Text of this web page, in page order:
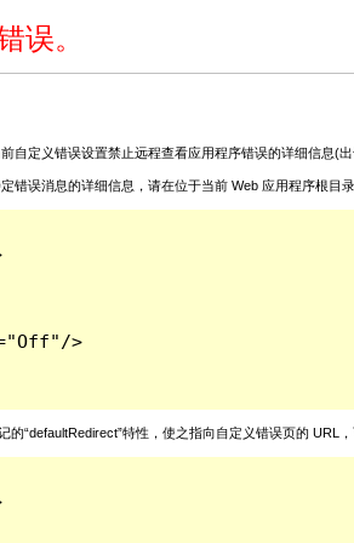
误。
自定义错误设置禁止远程查看应用程序错误的详细信息(
错误消息的详细信息，请在位于当前 Web 应用程序根目
>
“defaultRedirect”特性，使之指向自定义错误页的 URL